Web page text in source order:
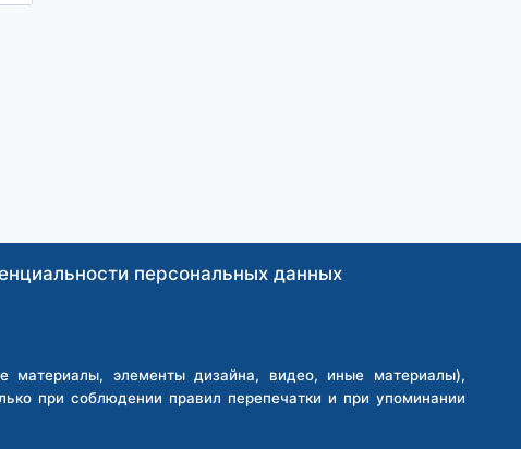
персональных данных
элементы дизайна, видео, иные материалы),
при соблюдении правил перепечатки и при упоминании